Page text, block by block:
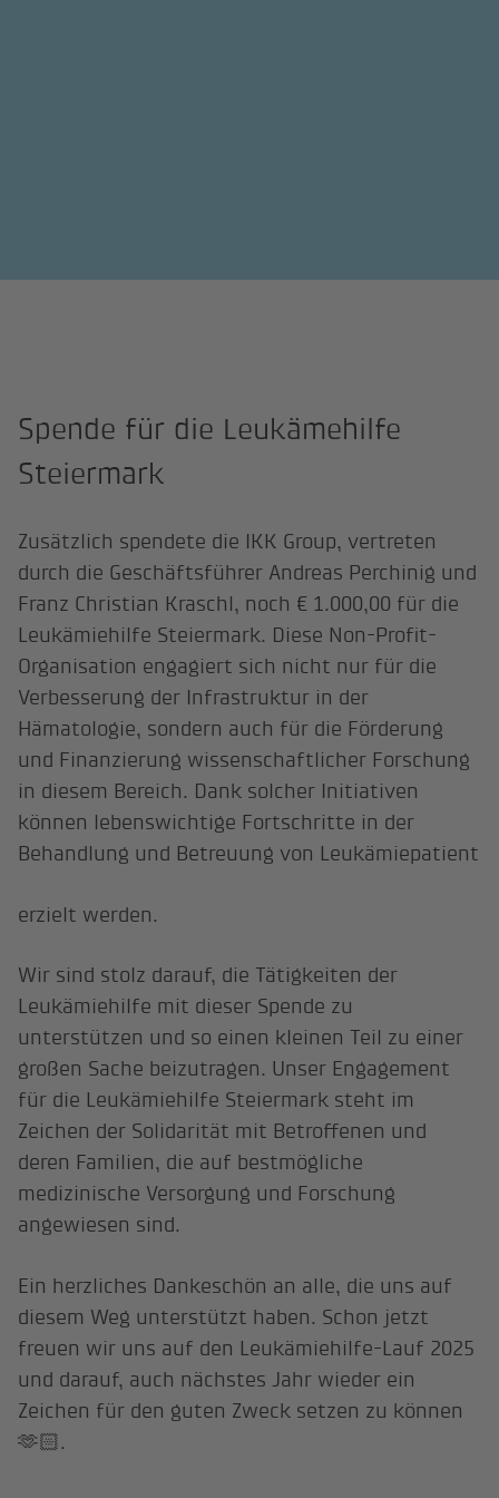
Spende für die Leukämehilfe
Steiermark
Zusätzlich spendete die IKK Group, vertreten
durch die Geschäftsführer Andreas Perchinig und
Franz Christian Kraschl, noch € 1.000,00 für die
Leukämiehilfe Steiermark. Diese Non-Profit-
Organisation engagiert sich nicht nur für die
Verbesserung der Infrastruktur in der
Hämatologie, sondern auch für die Förderung
und Finanzierung wissenschaftlicher Forschung
in diesem Bereich. Dank solcher Initiativen
können lebenswichtige Fortschritte in der
Behandlung und Betreuung von Leukämiepatient
erzielt werden.
Wir sind stolz darauf, die Tätigkeiten der
Leukämiehilfe mit dieser Spende zu
unterstützen und so einen kleinen Teil zu einer
großen Sache beizutragen. Unser Engagement
für die Leukämiehilfe Steiermark steht im
Zeichen der Solidarität mit Betroffenen und
deren Familien, die auf bestmögliche
medizinische Versorgung und Forschung
angewiesen sind.
Ein herzliches Dankeschön an alle, die uns auf
diesem Weg unterstützt haben. Schon jetzt
freuen wir uns auf den Leukämiehilfe-Lauf 2025
und darauf, auch nächstes Jahr wieder ein
Zeichen für den guten Zweck setzen zu können
🫶🏻.